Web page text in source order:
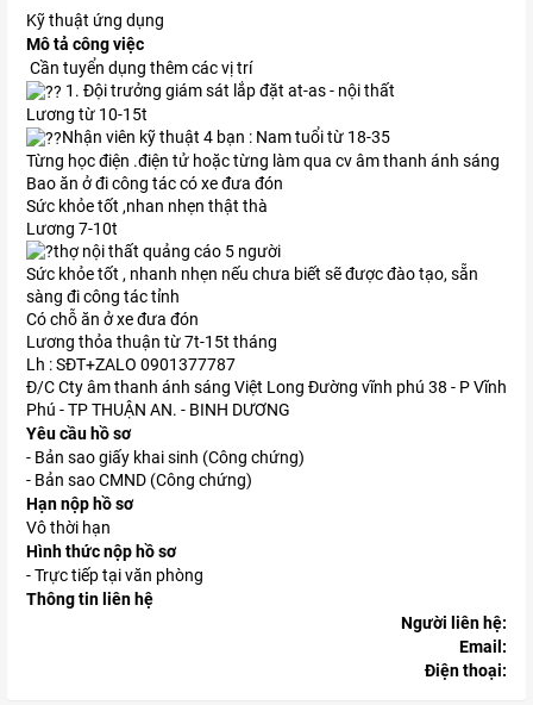
Kỹ thuật ứng dụng
Mô tả công việc
Cần tuyển dụng thêm các vị trí
1. Đội trưởng giám sát lắp đặt at-as - nội thất
Lương từ 10-15t
Nhận viên kỹ thuật 4 bạn : Nam tuổi từ 18-35
Từng học điện .điện tử hoặc từng làm qua cv âm thanh ánh sáng
Bao ăn ở đi công tác có xe đưa đón
Sức khỏe tốt ,nhan nhẹn thật thà
Lương 7-10t
thợ nội thất quảng cáo 5 người
Sức khỏe tốt , nhanh nhẹn nếu chưa biết sẽ được đào tạo, sẵn
sàng đi công tác tỉnh
Có chỗ ăn ở xe đưa đón
Lương thỏa thuận từ 7t-15t tháng
Lh : SĐT+ZALO 0901377787
Đ/C Cty âm thanh ánh sáng Việt Long Đường vĩnh phú 38 - P Vĩnh
Phú - TP THUẬN AN. - BINH DƯƠNG
Yêu cầu hồ sơ
- Bản sao giấy khai sinh (Công chứng)
- Bản sao CMND (Công chứng)
Hạn nộp hồ sơ
Vô thời hạn
Hình thức nộp hồ sơ
- Trực tiếp tại văn phòng
Thông tin liên hệ
Người liên hệ:
Email:
Điện thoại: